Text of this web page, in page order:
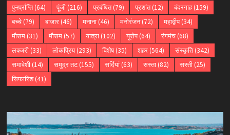
पुनर्प्राप्ति(64) पूंजी(216) प्रबंधित(79) प्रशांत(12) बंदरगाह(159)
बच्चे(79) बाजार(46) मनाना(46) मनोरंजन(72) महाद्वीप(34)
मौसम(31) मौसम(57) यात्रा(102) यूरोप(64) रंगमंच(68)
लक्जरी(33) लोकप्रिय(293) विशेष(35) शहर(564) संस्कृति(342)
समावेशी(14) समुद्र तट(155) सर्दियां(63) सस्ता(82) सस्ती(25)
सिफारिश(41)